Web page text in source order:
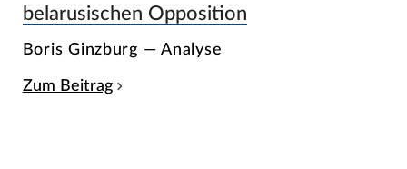
belarusischen Opposition
Boris Ginzburg — Analyse
Zum Beitrag